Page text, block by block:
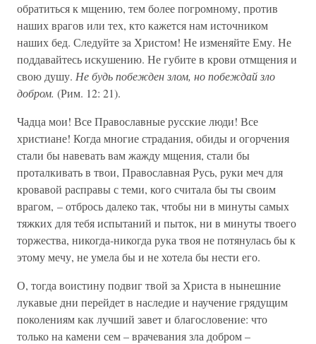
обратиться к мщению, тем более погромному, против
наших врагов или тех, кто кажется нам источником
наших бед. Следуйте за Христом! Не изменяйте Ему. Не
поддавайтесь искушению. Не губите в крови отмщения и
свою душу. Не будь побежден злом, но побеждай зло
добром. (Рим. 12: 21).
Чадца мои! Все Православные русские люди! Все
христиане! Когда многие страдания, обиды и огорчения
стали бы навевать вам жажду мщения, стали бы
проталкивать в твои, Православная Русь, руки меч для
кровавой расправы с теми, кого считала бы ты своим
врагом, – отбрось далеко так, чтобы ни в минуты самых
тяжких для тебя испытаний и пыток, ни в минуты твоего
торжества, никогда-никогда рука твоя не потянулась бы к
этому мечу, не умела бы и не хотела бы нести его.
О, тогда воистину подвиг твой за Христа в нынешние
лукавые дни перейдет в наследие и научение грядущим
поколениям как лучший завет и благословение: что
только на камени сем – врачевания зла добром –